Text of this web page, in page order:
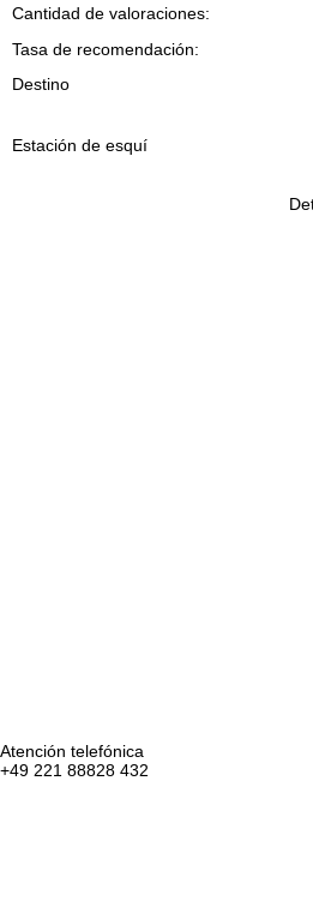
Atención telefónica
+49 221 88828 432
Cantidad de valoraciones:
Tasa de recomendación:
Destino
Estación de esquí